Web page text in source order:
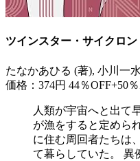
ツインスター・サイクロ
たなかあひる (著), 小川一
価格：374円 44％OFF+50
人類が宇宙へと出て
が漁をすると定めら
に住む周回者たちは
て暮らしていた。 異